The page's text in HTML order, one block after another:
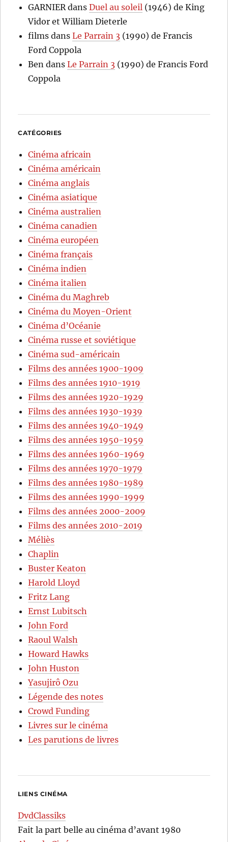
GARNIERdansDuel au soleil (1946) de King
Vidor et William Dieterle
films dansLe Parrain 3 (1990) de Francis
Ford Coppola
Ben dansLe Parrain 3 (1990) de Francis Ford
Coppola
CATÉGORIES
Cinéma africain
Cinéma américain
Cinéma anglais
Cinéma asiatique
Cinéma australien
Cinéma canadien
Cinéma européen
Cinéma français
Cinéma indien
Cinéma italien
Cinéma du Maghreb
Cinéma du Moyen-Orient
Cinéma d’Océanie
Cinéma russe et soviétique
Cinéma sud-américain
Films des années 1900-1909
Films des années 1910-1919
Films des années 1920-1929
Films des années 1930-1939
Films des années 1940-1949
Films des années 1950-1959
Films des années 1960-1969
Films des années 1970-1979
Films des années 1980-1989
Films des années 1990-1999
Films des années 2000-2009
Films des années 2010-2019
Méliès
Chaplin
Buster Keaton
Harold Lloyd
Fritz Lang
Ernst Lubitsch
John Ford
Raoul Walsh
Howard Hawks
John Huston
Yasujirô Ozu
Légende des notes
Crowd Funding
Livres sur le cinéma
Les parutions de livres
LIENS CINÉMA
DvdClassiks
Fait la part belle au cinéma d’avant 1980